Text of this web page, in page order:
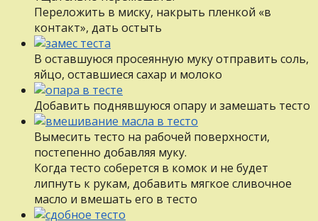
Переложить в миску, накрыть пленкой «в
контакт», дать остыть
В оставшуюся просеянную муку отправить соль,
яйцо, оставшиеся сахар и молоко
Добавить поднявшуюся опару и замешать тесто
Вымесить тесто на рабочей поверхности,
постепенно добавляя муку.
Когда тесто соберется в комок и не будет
липнуть к рукам, добавить мягкое сливочное
масло и вмешать его в тесто